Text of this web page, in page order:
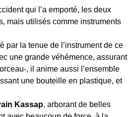
qui l’a emporté, les deux
mais utilisés comme instruments
par la tenue de l’instrument de ce
une grande véhémence, assurant
, il anime aussi l’ensemble
une bouteille en plastique, et
Kassap, arborant de belles